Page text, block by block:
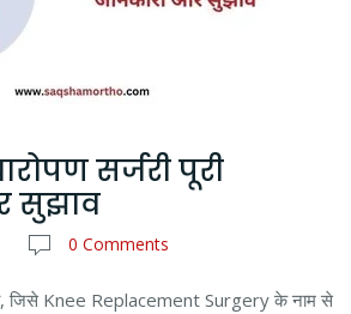
सर्जरी पूरी
सुझाव
0 Comments
जिसे Knee Replacement Surgery के नाम से